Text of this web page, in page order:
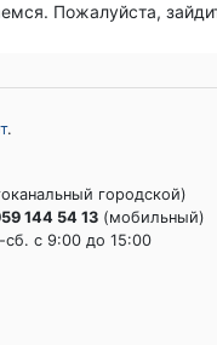
Пожалуйста,
.
городской)
144 54 13 (мобильный)
сб. c 9:00 до 15:00